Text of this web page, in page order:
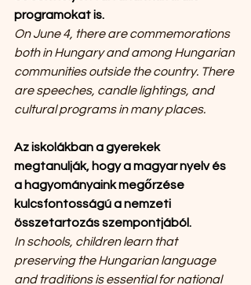
programokat is.
On June 4, there are commemorations
both in Hungary and among Hungarian
communities outside the country. There
are speeches, candle lightings, and
cultural programs in many places.
Az iskolákban a gyerekek
megtanulják, hogy a magyar nyelv és
a hagyományaink megőrzése
kulcsfontosságú a nemzeti
összetartozás szempontjából.
In schools, children learn that
preserving the Hungarian language
and traditions is essential for national